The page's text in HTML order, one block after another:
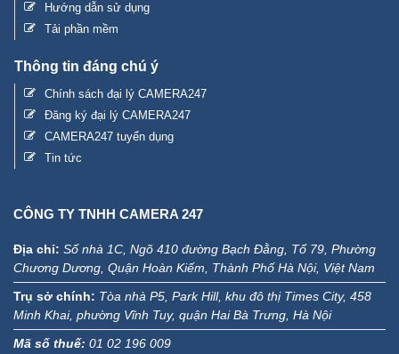
Hướng dẫn sử dụng
Tải phần mềm
Thông tin đáng chú ý
Chính sách đại lý CAMERA247
Đăng ký đại lý CAMERA247
CAMERA247 tuyển dụng
Tin tức
CÔNG TY TNHH CAMERA 247
Địa chỉ: Số nhà 1C, Ngõ 410 đường Bạch Đằng, Tổ 79, Phường
Chương Dương, Quận Hoàn Kiếm, Thành Phố Hà Nội, Việt Nam
Trụ sở chính: Tòa nhà P5, Park Hill, khu đô thị Times City, 458
Minh Khai, phường Vĩnh Tuy, quận Hai Bà Trưng, Hà Nội
Mã số thuế: 01 02 196 009